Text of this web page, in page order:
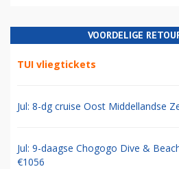
VOORDELIGE
TUI vliegtickets
Jul: 8-dg cruise Oost Middellandse
Jul: 9-daagse Chogogo Dive &
€1056